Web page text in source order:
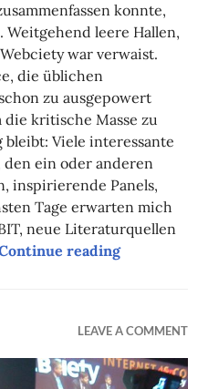
konnte,
Weitgehend leere Hallen,
war verwaist.
die üblichen
zu ausgepowert
die kritische Masse zu
bleibt: Viele interessante
den ein oder anderen
inspirierende Panels,
Tage erwarten mich
neue Literaturquellen
readingCeBIT
LEAVE A COMMENT